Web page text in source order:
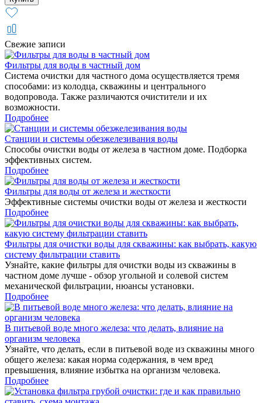
Свежие записи
Фильтры для воды в частный дом
Система очистки для частного дома осуществляется тремя
способами: из колодца, скважины и центрального
водопровода. Также различаются очистители и их
возможности.
Подробнее
Станции и системы обезжелезивания воды
Способы очистки воды от железа в частном доме. Подборка
эффективных систем.
Подробнее
Фильтры для воды от железа и жесткости
Эффективные системы очистки воды от железа и жесткости
Подробнее
Фильтры для очистки воды для скважины: как выбрать, какую
систему фильтрации ставить
Узнайте, какие фильтры для очистки воды из скважины в
частном доме лучше - обзор угольной и солевой систем
механической фильтрации, нюансы установки.
Подробнее
В питьевой воде много железа: что делать, влияние на
организм человека
Узнайте, что делать, если в питьевой воде из скважины много
общего железа: какая норма содержания, в чем вред
превышения, влияние избытка на организм человека.
Подробнее